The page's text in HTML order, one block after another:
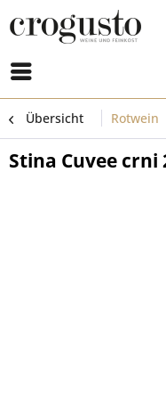
Übersicht Rotwein
Stina Cuvee crni